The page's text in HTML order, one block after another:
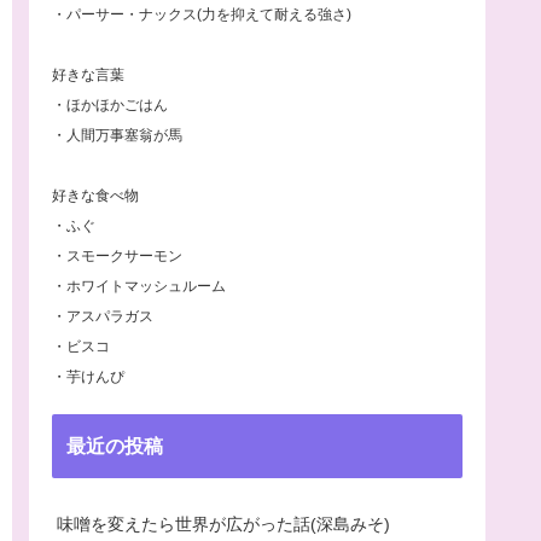
・パーサー・ナックス(力を抑えて耐える強さ)
好きな言葉
・ほかほかごはん
・人間万事塞翁が馬
好きな食べ物
・ふぐ
・スモークサーモン
・ホワイトマッシュルーム
・アスパラガス
・ビスコ
・芋けんぴ
最近の投稿
味噌を変えたら世界が広がった話(深島みそ)